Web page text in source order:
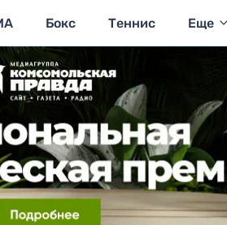
Бокс Теннис Еще